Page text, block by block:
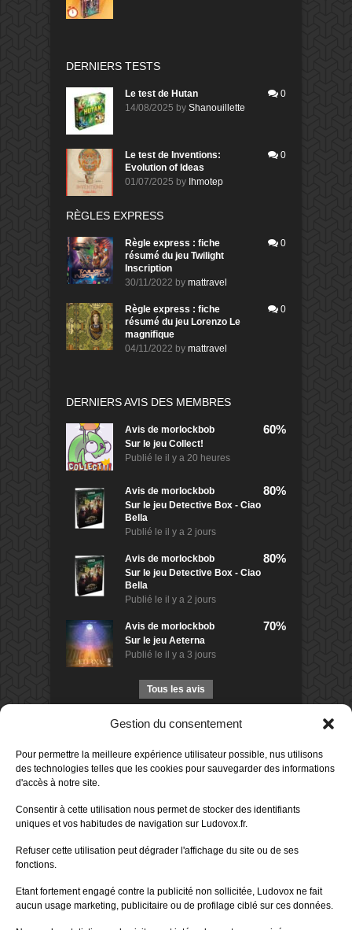
Gestion du consentement
Pour permettre la meilleure expérience utilisateur possible, nus utilisons
des technologies telles que les cookies pour sauvegarder des informations
d'accès à notre site.
Consentir à cette utilisation nous permet de stocker des identifiants
uniques et vos habitudes de navigation sur Ludovox.fr.
Refuser cette utilisation peut dégrader l'affichage du site ou de ses
fonctions.
Etant fortement engagé contre la publicité non sollicitée, Ludovox ne fait
aucun usage marketing, publicitaire ou de profilage ciblé sur ces données.
DERNIERS TESTS
Le test de Hutan
14/08/2025 by Shanouillette
0
Le test de Inventions:
Evolution of Ideas
01/07/2025 by Ihmotep
0
RÈGLES EXPRESS
Règle express : fiche
résumé du jeu Twilight
Inscription
30/11/2022 by mattravel
0
Règle express : fiche
résumé du jeu Lorenzo Le
magnifique
04/11/2022 by mattravel
0
DERNIERS AVIS DES MEMBRES
Avis de morlockbob
Sur le jeu Collect!
Publié le il y a 20 heures
60%
Avis de morlockbob
Sur le jeu Detective Box - Ciao
Bella
Publié le il y a 2 jours
80%
Avis de morlockbob
Sur le jeu Detective Box - Ciao
Bella
Publié le il y a 2 jours
80%
Avis de morlockbob
Sur le jeu Aeterna
Publié le il y a 3 jours
70%
Tous les avis
Rights Reserved | Nous contacter|Informations légales|
Politique de confidentialité
CGU App Ludovox